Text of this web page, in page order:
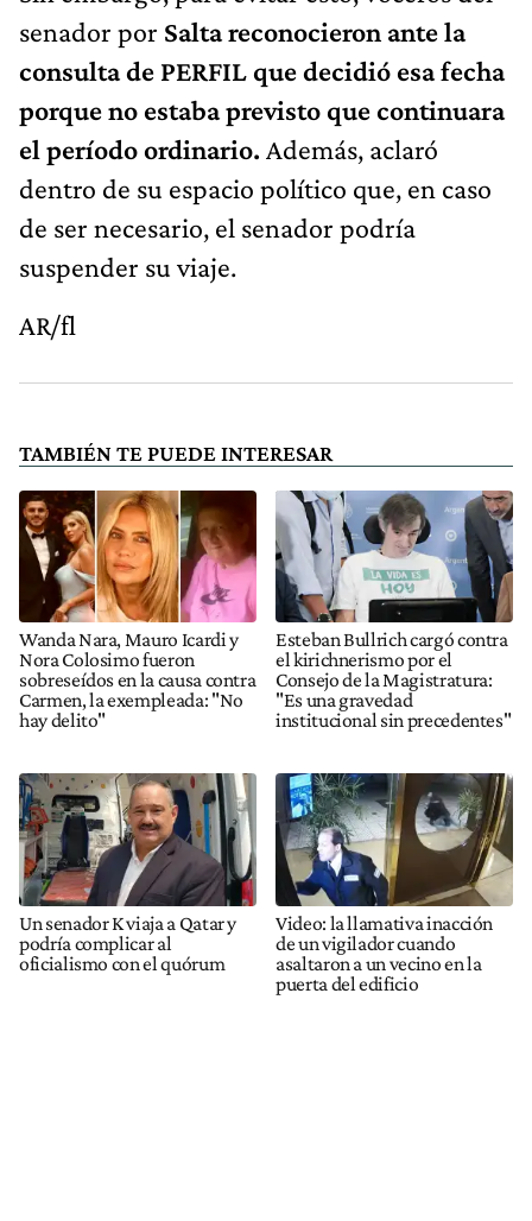
senador por Salta reconocieron ante la
consulta de PERFIL que decidió esa fecha
porque no estaba previsto que continuara
el período ordinario. Además, aclaró
dentro de su espacio político que, en caso
de ser necesario, el senador podría
suspender su viaje.
AR/fl
TAMBIÉN TE PUEDE INTERESAR
Wanda Nara, Mauro Icardi y
Nora Colosimo fueron
sobreseídos en la causa contra
Carmen, la exempleada: "No
hay delito"
Esteban Bullrich cargó contra
el kirichnerismo por el
Consejo de la Magistratura:
"Es una gravedad
institucional sin precedentes"
Un senador K viaja a Qatar y
podría complicar al
oficialismo con el quórum
Video: la llamativa inacción
de un vigilador cuando
asaltaron a un vecino en la
puerta del edificio